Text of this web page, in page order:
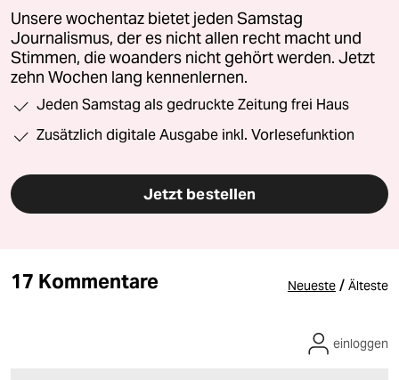
Unsere wochentaz bietet jeden Samstag
Journalismus, der es nicht allen recht macht und
Stimmen, die woanders nicht gehört werden. Jetzt
zehn Wochen lang kennenlernen.
Jeden Samstag als gedruckte Zeitung frei Haus
Zusätzlich digitale Ausgabe inkl. Vorlesefunktion
Jetzt bestellen
17 Kommentare Neueste / Älteste
einloggen